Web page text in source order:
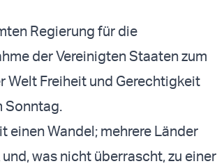
Regierung für die
der Vereinigten Staaten zum
Welt Freiheit und Gerechtigkeit
Sonntag.
einen Wandel; mehrere Länder
was nicht überrascht, zu einer